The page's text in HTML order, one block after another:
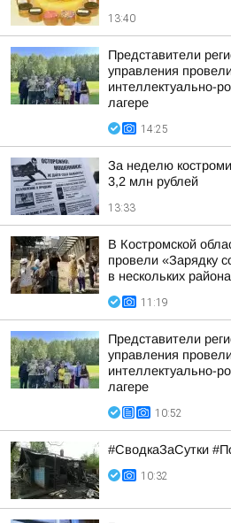
13:40
Представители
управления
интеллектуально-
лагере
14:25
За неделю
3,2 млн рублей
13:33
В Костромской
провели «Зарядку
в нескольких
11:19
Представители
управления
интеллектуально-
лагере
10:52
#СводкаЗаСутки
10:32